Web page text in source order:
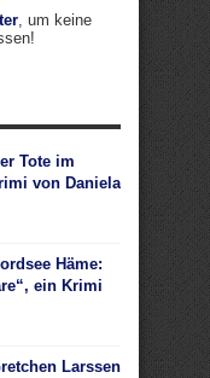
, um keine
Tote im
von Daniela
Häme:
ein Krimi
Larssen